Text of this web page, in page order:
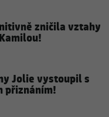
zničila vztahy
Jolie vystoupil s
přiznáním!